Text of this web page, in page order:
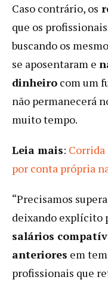
Caso contrário, os
que os
buscando os
se aposentaram e
dinheiro com um
não permanecerá
muito tempo.
Leia mais: Corrida
por conta própria
“Precisamos
deixando explícito
salários
anteriores em
profissionais que